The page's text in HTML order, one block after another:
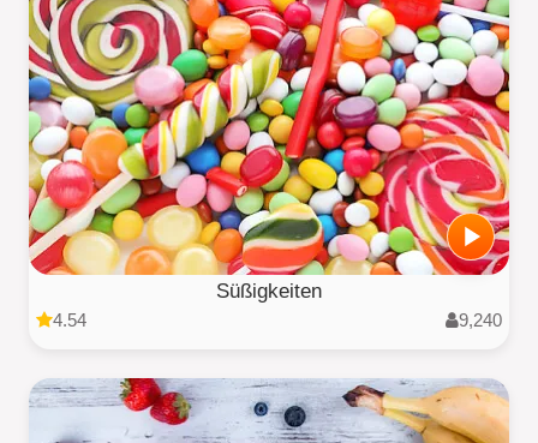
Süßigkeiten
4.54 9,240